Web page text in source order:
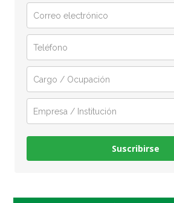
Suscribirse